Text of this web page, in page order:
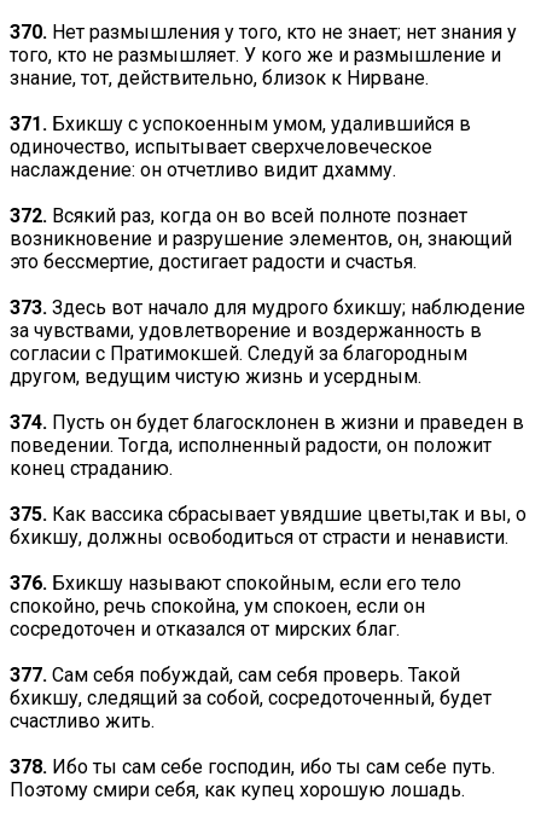
370. Нет размышления у того, кто не знает; нет знания у
того, кто не размышляет. У кого же и размышление и
знание, тот, действительно, близок к Нирване.
371. Бхикшу с успокоенным умом, удалившийся в
одиночество, испытывает сверхчеловеческое
наслаждение: он отчетливо видит дхамму.
372. Всякий раз, когда он во всей полноте познает
возникновение и разрушение элементов, он, знающий
это бессмертие, достигает радости и счастья.
373. Здесь вот начало для мудрого бхикшу; наблюдение
за чувствами, удовлетворение и воздержанность в
согласии с Пратимокшей. Следуй за благородным
другом, ведущим чистую жизнь и усердным.
374. Пусть он будет благосклонен в жизни и праведен в
поведении. Тогда, исполненный радости, он положит
конец страданию.
375. Как вассика сбрасывает увядшие цветы,так и вы, о
бхикшу, должны освободиться от страсти и ненависти.
376. Бхикшу называют спокойным, если его тело
спокойно, речь спокойна, ум спокоен, если он
сосредоточен и отказался от мирских благ.
377. Сам себя побуждай, сам себя проверь. Такой
бхикшу, следящий за собой, сосредоточенный, будет
счастливо жить.
378. Ибо ты сам себе господин, ибо ты сам себе путь.
Поэтому смири себя, как купец хорошую лошадь.